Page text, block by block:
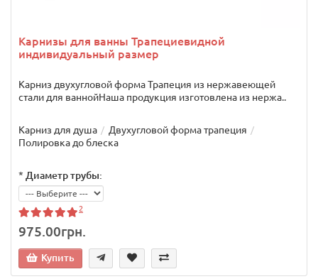
Карнизы для ванны Трапециевидной
индивидуальный размер
Карниз двухугловой форма Трапеция из нержавеющей
стали для ваннойНаша продукция изготовлена из нержа..
Карниз для душа
Двухугловой форма трапеция
Полировка до блеска
* Диаметр трубы:
2
975.00грн.
Купить